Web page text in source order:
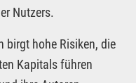
Nutzers.
birgt hohe Risiken, die
Kapitals führen